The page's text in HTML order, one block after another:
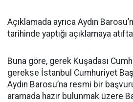
Açıklamada ayrıca Aydın
tarihinde yaptığı açıklamaya
Buna göre, gerek Kuşadası
gerekse İstanbul Cumhuriyet
Aydın Barosu’na resmi bir
aramada hazır bulunmak üzere